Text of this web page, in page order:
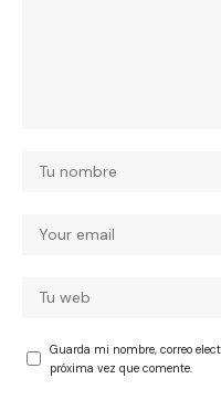
Guarda mi nombre, correo
próxima vez que comente.